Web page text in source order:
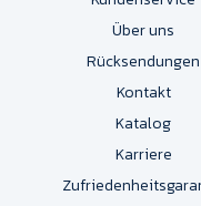
Über uns
Rücksendungen
Kontakt
Katalog
Karriere